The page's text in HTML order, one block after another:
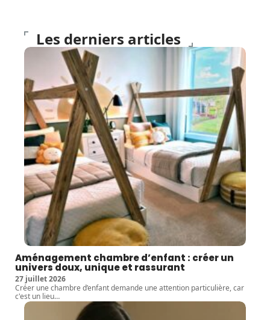
Les derniers articles
Aménagement chambre d’enfant : créer un
univers doux, unique et rassurant
27 juillet 2026
Créer une chambre d’enfant demande une attention particulière, car
c'est un lieu…